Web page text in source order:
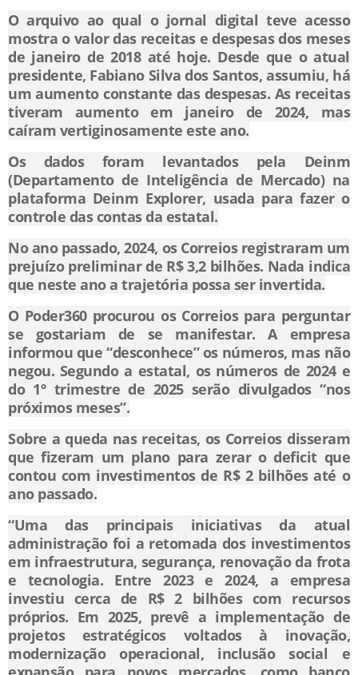
O arquivo ao qual o jornal digital teve acesso
mostra o valor das receitas e despesas dos meses
de janeiro de 2018 até hoje. Desde que o atual
presidente, Fabiano Silva dos Santos, assumiu, há
um aumento constante das despesas. As receitas
tiveram aumento em janeiro de 2024, mas
caíram vertiginosamente este ano.
Os dados foram levantados pela Deinm
(Departamento de Inteligência de Mercado) na
plataforma Deinm Explorer, usada para fazer o
controle das contas da estatal.
No ano passado, 2024, os Correios registraram um
prejuízo preliminar de R$ 3,2 bilhões. Nada indica
que neste ano a trajetória possa ser invertida.
O Poder360 procurou os Correios para perguntar
se gostariam de se manifestar. A empresa
informou que “desconhece” os números, mas não
negou. Segundo a estatal, os números de 2024 e
do 1º trimestre de 2025 serão divulgados “nos
próximos meses”.
Sobre a queda nas receitas, os Correios disseram
que fizeram um plano para zerar o deficit que
contou com investimentos de R$ 2 bilhões até o
ano passado.
“Uma das principais iniciativas da atual
administração foi a retomada dos investimentos
em infraestrutura, segurança, renovação da frota
e tecnologia. Entre 2023 e 2024, a empresa
investiu cerca de R$ 2 bilhões com recursos
próprios. Em 2025, prevê a implementação de
projetos estratégicos voltados à inovação,
modernização operacional, inclusão social e